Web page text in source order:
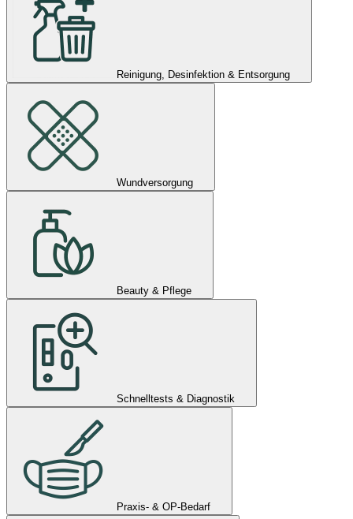
Reinigung, Desinfektion & Entsorgung
Wundversorgung
Beauty & Pflege
Schnelltests & Diagnostik
Praxis- & OP-Bedarf